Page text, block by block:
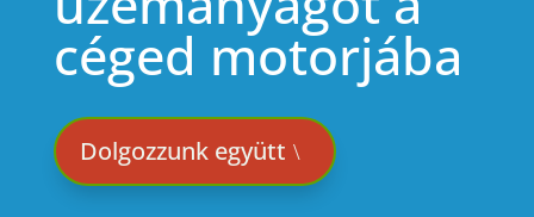
céged motorjába
Dolgozzunk együtt